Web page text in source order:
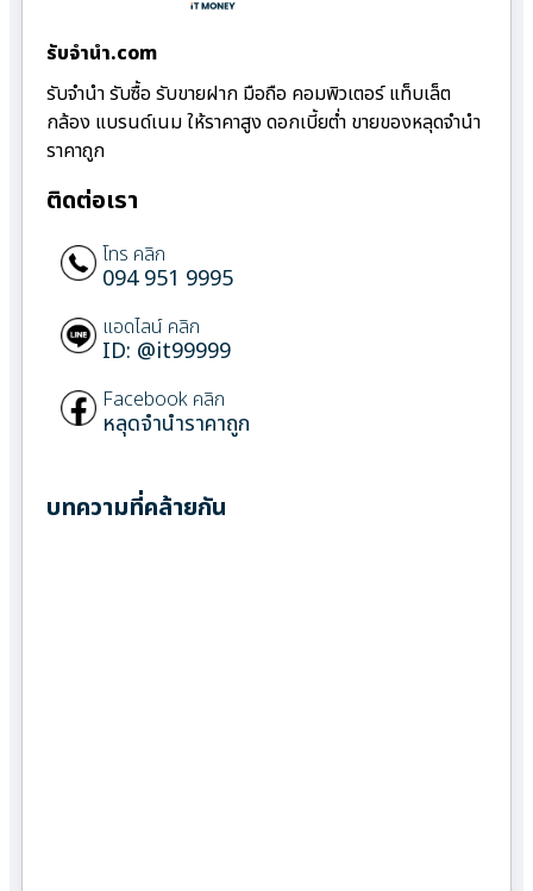
รับจํานํา.com
รับจำนำ รับซื้อ รับขายฝาก มือถือ คอมพิวเตอร์ แท็บเล็ต
กล้อง แบรนด์เนม ให้ราคาสูง ดอกเบี้ยต่ำ ขายของหลุดจำนำ
ราคาถูก
ติดต่อเรา
โทร คลิก
094 951 9995
แอดไลน์ คลิก
ID: @it99999
Facebook คลิก
หลุดจำนำราคาถูก
บทความที่คล้ายกัน